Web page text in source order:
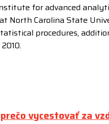
for advanced
North Carolina State
procedures,
vycestovať za